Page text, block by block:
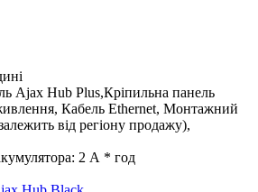
Ajax Hub Plus,Кріпильна панель
Кабель Ethernet, Монтажний
від регіону продажу),
2 А * год